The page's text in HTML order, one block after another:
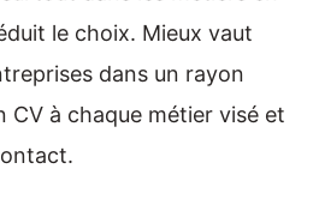
le choix. Mieux vaut
dans un rayon
CV à chaque métier visé et